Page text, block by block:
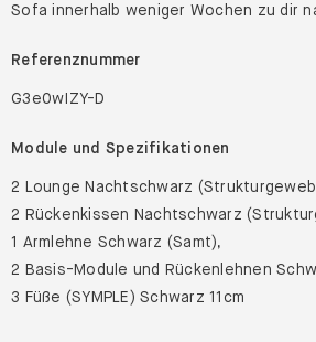
Sofa innerhalb weniger Wochen zu dir
Referenznummer
G3e0wIZY-D
Module und Spezifikationen
2 Lounge Nachtschwarz
2 Rückenkissen Nachtschwarz
1 Armlehne Schwarz (Samt),
2 Basis-Module und Rückenlehnen
3 Füße (SYMPLE) Schwarz 11cm